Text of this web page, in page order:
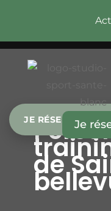
Je
de
JE RÉSERVE MA